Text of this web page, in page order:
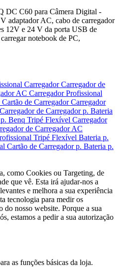
DC C60 para Câmera Digital -
adaptador AC, cabo de carregador
12V e 24 V da porta USB de
notebook de PC,
CarregadorCarregador de
AC CarregadorProfissional
Cartão de CarregadorCarregador
Carregador de Carregador p. Bateria
Benq Tripé Flexível Carregador
de Carregador AC
Tripé Flexível Bateria p.
Cartão de Carregador p. Bateria p.
como Cookies ou Targeting, de
que vê. Esta irá ajudar-nos a
e melhora a sua experiência
tecnologia para medir os
do nosso website. Porque a sua
estamos a pedir a sua autorização
as funções básicas da loja.